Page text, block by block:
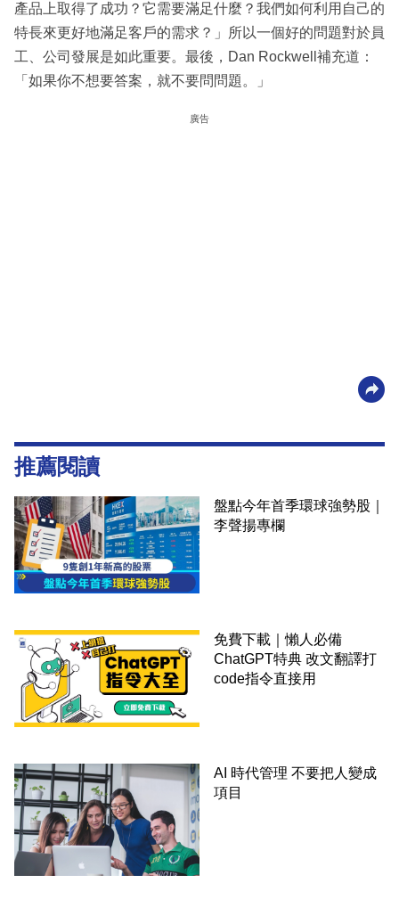
產品上取得了成功？它需要滿足什麼？我們如何利用自己的
特長來更好地滿足客戶的需求？」所以一個好的問題對於員
工、公司發展是如此重要。最後，Dan Rockwell補充道：
「如果你不想要答案，就不要問問題。」
廣告
推薦閱讀
盤點今年首季環球強勢股｜
李聲揚專欄
免費下載｜懶人必備
ChatGPT特典 改文翻譯打
code指令直接用
AI 時代管理 不要把人變成
項目